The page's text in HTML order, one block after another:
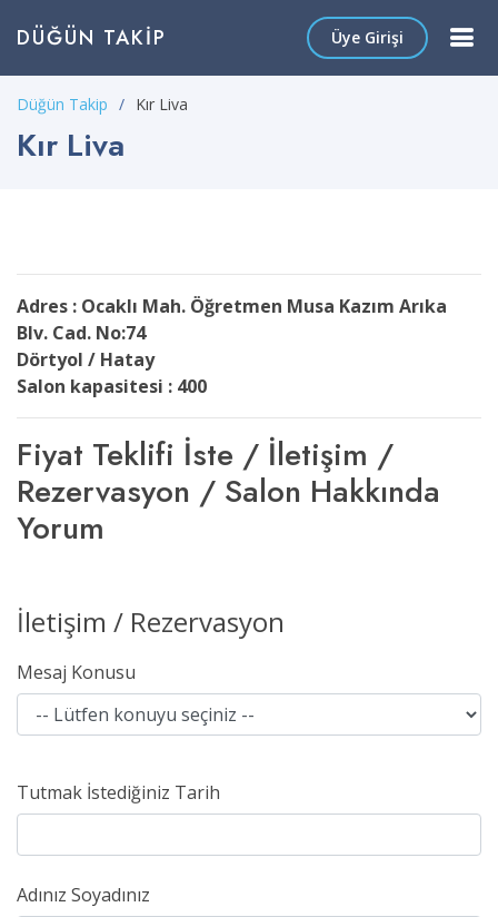
DÜĞÜN TAKIP Üye Girişi
Düğün Takip Kır Liva
Kır Liva
Adres : Ocaklı Mah. Öğretmen Musa Kazım Arıka
Blv. Cad. No:74
Dörtyol / Hatay
Salon kapasitesi : 400
Fiyat Teklifi İste / İletişim /
Rezervasyon / Salon Hakkında
Yorum
İletişim / Rezervasyon
Mesaj Konusu
Tutmak İstediğiniz Tarih
Adınız Soyadınız